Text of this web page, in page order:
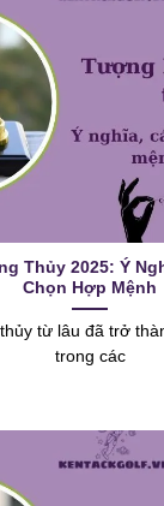
Thủy 2025: Ý
Chọn Hợp Mệnh
từ lâu đã trở
trong các